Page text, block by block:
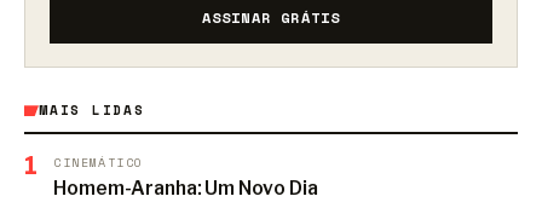
ASSINAR GRÁTIS
MAIS LIDAS
1 CINEMÁTICO
Homem-Aranha: Um Novo Dia